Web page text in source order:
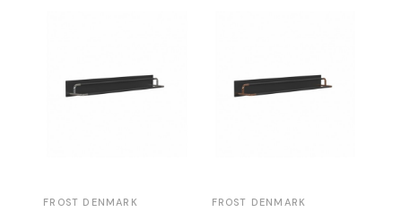
FROST DENMARK FROST DENMARK